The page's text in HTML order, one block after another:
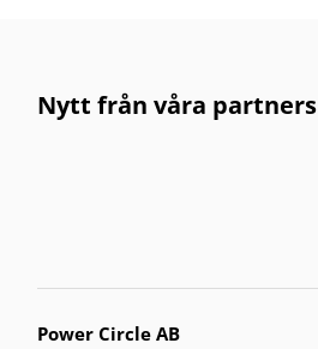
Nytt från våra partners
Power Circle AB